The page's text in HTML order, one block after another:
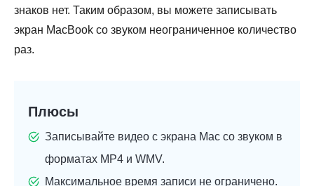
знаков нет. Таким образом, вы можете записывать
экран MacBook со звуком неограниченное количество
раз.
Плюсы
Записывайте видео с экрана Mac со звуком в
форматах MP4 и WMV.
Максимальное время записи не ограничено.